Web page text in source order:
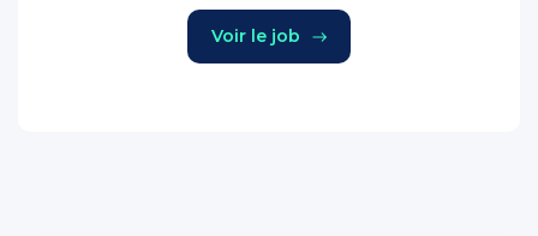
Voir le job